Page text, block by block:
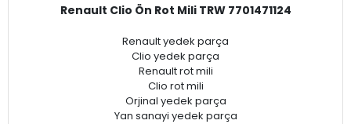
Renault Clio Ön Rot Mili TRW 7701471124
Renault yedek parça
Clio yedek parça
Renault rot mili
Clio rot mili
Orjinal yedek parça
Yan sanayi yedek parça